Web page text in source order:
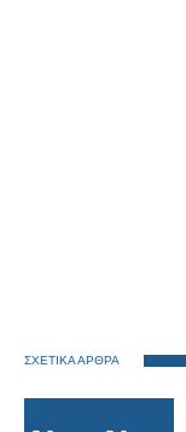
ΣΧΕΤΙΚΑ ΑΡΘΡΑ